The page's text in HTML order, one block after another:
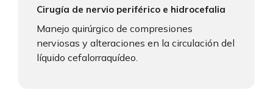
Cirugía de nervio periférico e hidrocefalia
Manejo quirúrgico de compresiones
nerviosas y alteraciones en la circulación del
líquido cefalorraquídeo.